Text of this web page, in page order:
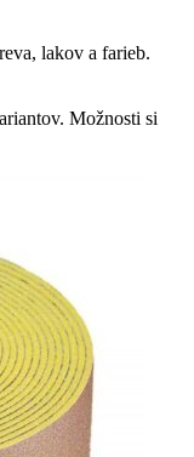
lakov a farieb.
Možnosti si